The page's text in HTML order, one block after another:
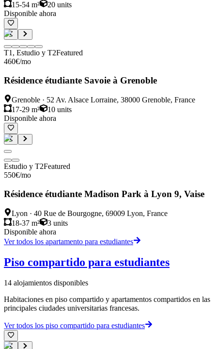
15-54 m²
20 units
Disponible ahora
T1, Estudio y T2Featured
460€/mo
Résidence étudiante Savoie à Grenoble
Grenoble · 52 Av. Alsace Lorraine, 38000 Grenoble, France
17-29 m²
10 units
Disponible ahora
Estudio y T2Featured
550€/mo
Résidence étudiante Madison Park à Lyon 9, Vaise
Lyon · 40 Rue de Bourgogne, 69009 Lyon, France
18-37 m²
3 units
Disponible ahora
Ver todos los apartamento para estudiantes
Piso compartido para estudiantes
14 alojamientos disponibles
Habitaciones en piso compartido y apartamentos compartidos en las
principales ciudades universitarias francesas.
Ver todos los piso compartido para estudiantes